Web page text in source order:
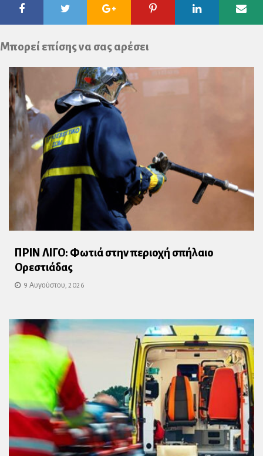
FacebookTwitter Google
Plus
Pinterest Linkedin
Μπορεί επίσης να σας αρέσει
ΠΡΙΝ ΛΙΓΟ: Φωτιά στην περιοχή σπήλαιο
Ορεστιάδας
9 Αυγούστου, 2026